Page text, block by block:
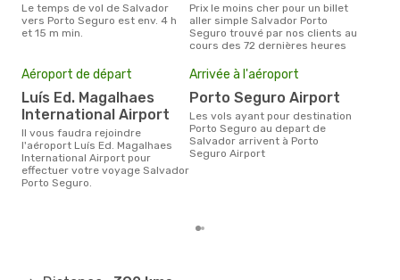
Le temps de vol de Salvador
vers Porto Seguro est env. 4 h
et 15 m min.
Prix le moins cher pour un billet
aller simple Salvador Porto
Seguro trouvé par nos clients au
cours des 72 dernières heures
Aéroport de départ
Luís Ed. Magalhaes
International Airport
Il vous faudra rejoindre
l'aéroport Luís Ed. Magalhaes
International Airport pour
effectuer votre voyage Salvador
Porto Seguro.
Arrivée à l'aéroport
Porto Seguro Airport
Les vols ayant pour destination
Porto Seguro au depart de
Salvador arrivent à Porto
Seguro Airport